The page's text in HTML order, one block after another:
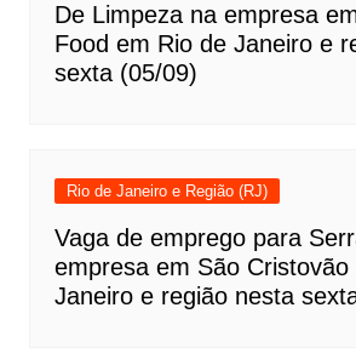
De Limpeza na empresa
Food em Rio de Janeiro e
sexta (05/09)
Rio de Janeiro e Região (RJ)
Vaga de emprego para
empresa em São Cristovão
Janeiro e região nesta